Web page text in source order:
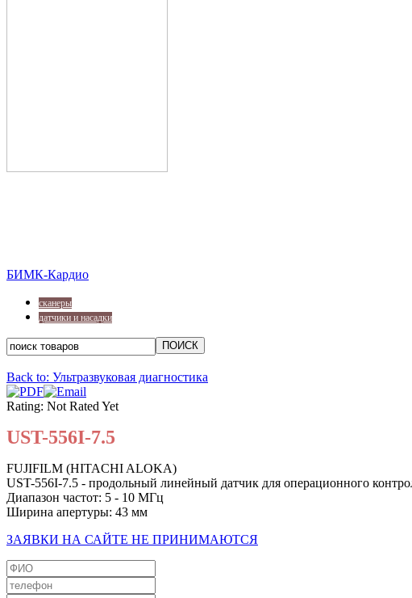
БИМК-Кардио
сканеры
датчики и насадки
Back to: Ультразвуковая диагностика
Rating: Not Rated Yet
UST-556I-7.5
FUJIFILM (HITACHI ALOKA)
UST-556I-7.5 - продольный линейный датчик для операционного
Диапазон частот: 5 - 10 МГц
Ширина апертуры: 43 мм
ЗАЯВКИ НА САЙТЕ НЕ ПРИНИМАЮТСЯ